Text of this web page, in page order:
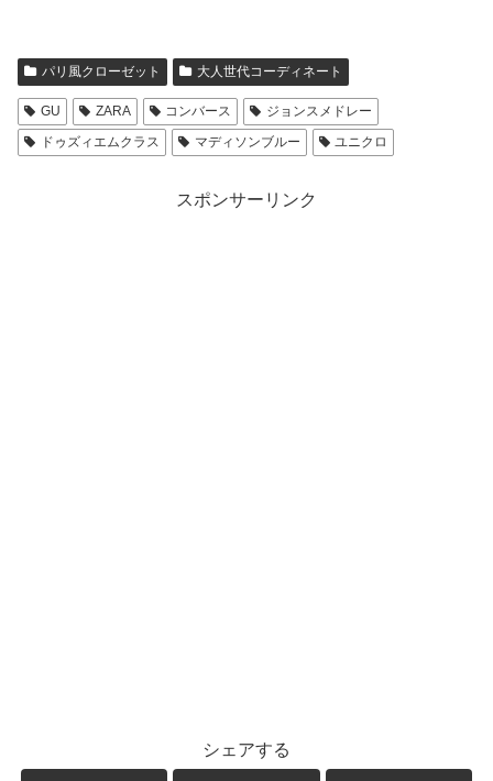
パリ風クローゼット 大人世代コーディネート
GU ZARA コンバース
ジョンスメドレー
ドゥズィエムクラス
マディソンブルー ユニクロ
スポンサーリンク
シェアする